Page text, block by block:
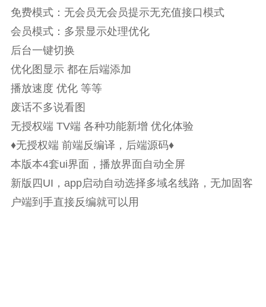
免费模式：无会员无会员提示无充值接口模式
会员模式：多景显示处理优化
后台一键切换
优化图显示 都在后端添加
播放速度 优化 等等
废话不多说看图
无授权端 TV端 各种功能新增 优化体验
♦无授权端 前端反编译，后端源码♦
本版本4套ui界面，播放界面自动全屏
新版四UI，app启动自动选择多域名线路，无加固客
户端到手直接反编就可以用